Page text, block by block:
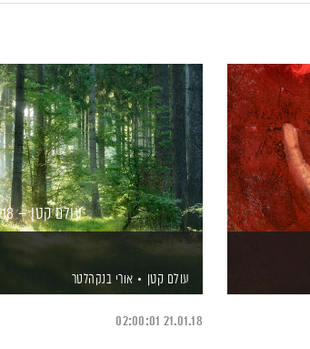
עולם קטן – 21.1.18
עולם קטן אורי בנקהלטר
21.01.18
02:00:01